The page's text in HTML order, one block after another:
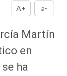
A+
a-
Martín
en
ha